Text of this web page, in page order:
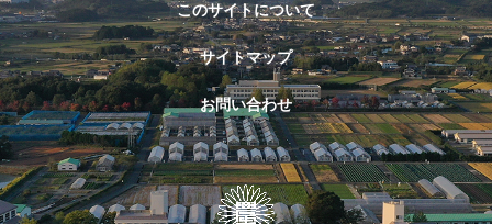
このサイトについて
サイトマップ
お問い合わせ